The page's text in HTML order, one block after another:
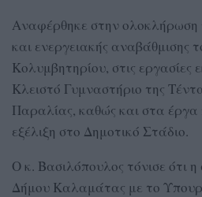
Αναφέρθηκε στην ολοκλήρωση
και ενεργειακής αναβάθμισης
Κολυμβητηρίου, στις εργασίες
Κλειστό Γυμναστήριο της
Παραλίας, καθώς και στα έργα
εξέλιξη στο Δημοτικό Στάδιο.
Ο κ. Βασιλόπουλος τόνισε ότι
Δήμου Καλαμάτας με το